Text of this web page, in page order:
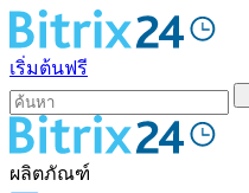
เริ่มต้นฟรี
ผลิตภัณฑ์